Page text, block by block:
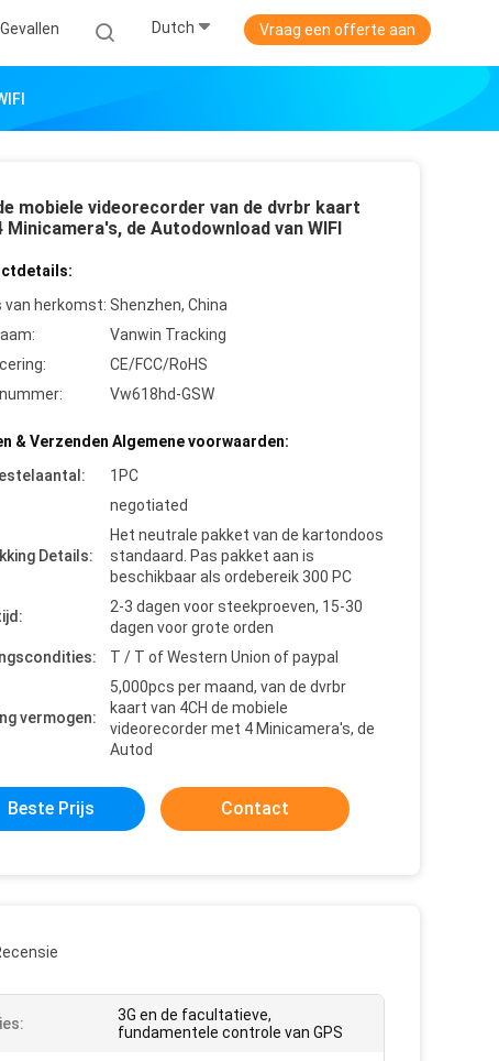
Gevallen Dutch Vraag een offerte aan
mobiele videorecorder van de dvrbr kaart
Minicamera's, de Autodownload van WIFI
van herkomst: Shenzhen, China
Vanwin Tracking
CE/FCC/RoHS
Vw618hd-GSW
& Verzenden Algemene voorwaarden:
1PC
negotiated
Details:
Het neutrale pakket van de kartondoos
standaard. Pas pakket aan is
beschikbaar als ordebereik 300 PC
2-3 dagen voor steekproeven, 15-30
dagen voor grote orden
T / T of Western Union of paypal
vermogen:
5,000pcs per maand, van de dvrbr
kaart van 4CH de mobiele
videorecorder met 4 Minicamera's, de
Autod
Beste Prijs Contact
3G en de facultatieve,
fundamentele controle van GPS